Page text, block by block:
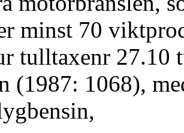
minst 70
tulltaxenr 27.10
(1987: 1068),